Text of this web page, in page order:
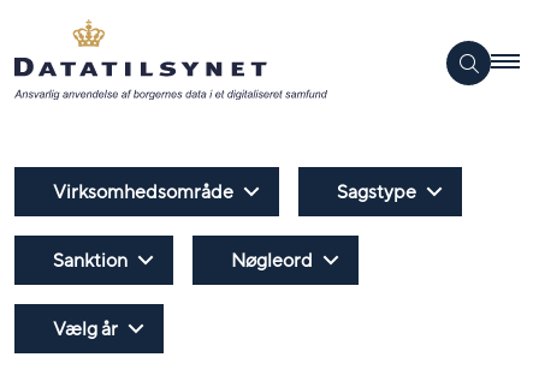
Virksomhedsområde Sagstype
Sanktion Nøgleord
Vælg år